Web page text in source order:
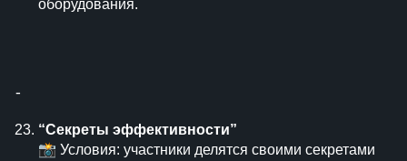
оборудования.
⁃
“Секреты эффективности”
📸 Условия: участники делятся своими секретами